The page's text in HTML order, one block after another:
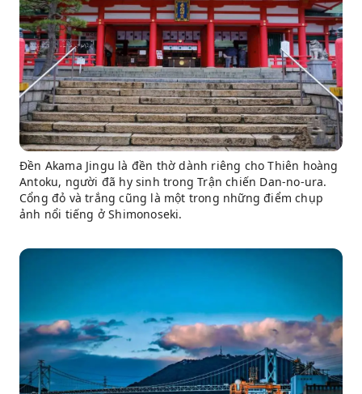
Đền Akama Jingu là đền thờ dành riêng cho Thiên hoàng
Antoku, người đã hy sinh trong Trận chiến Dan-no-ura.
Cổng đỏ và trắng cũng là một trong những điểm chụp
ảnh nổi tiếng ở Shimonoseki.